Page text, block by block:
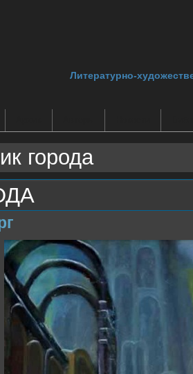
Литературно-
города